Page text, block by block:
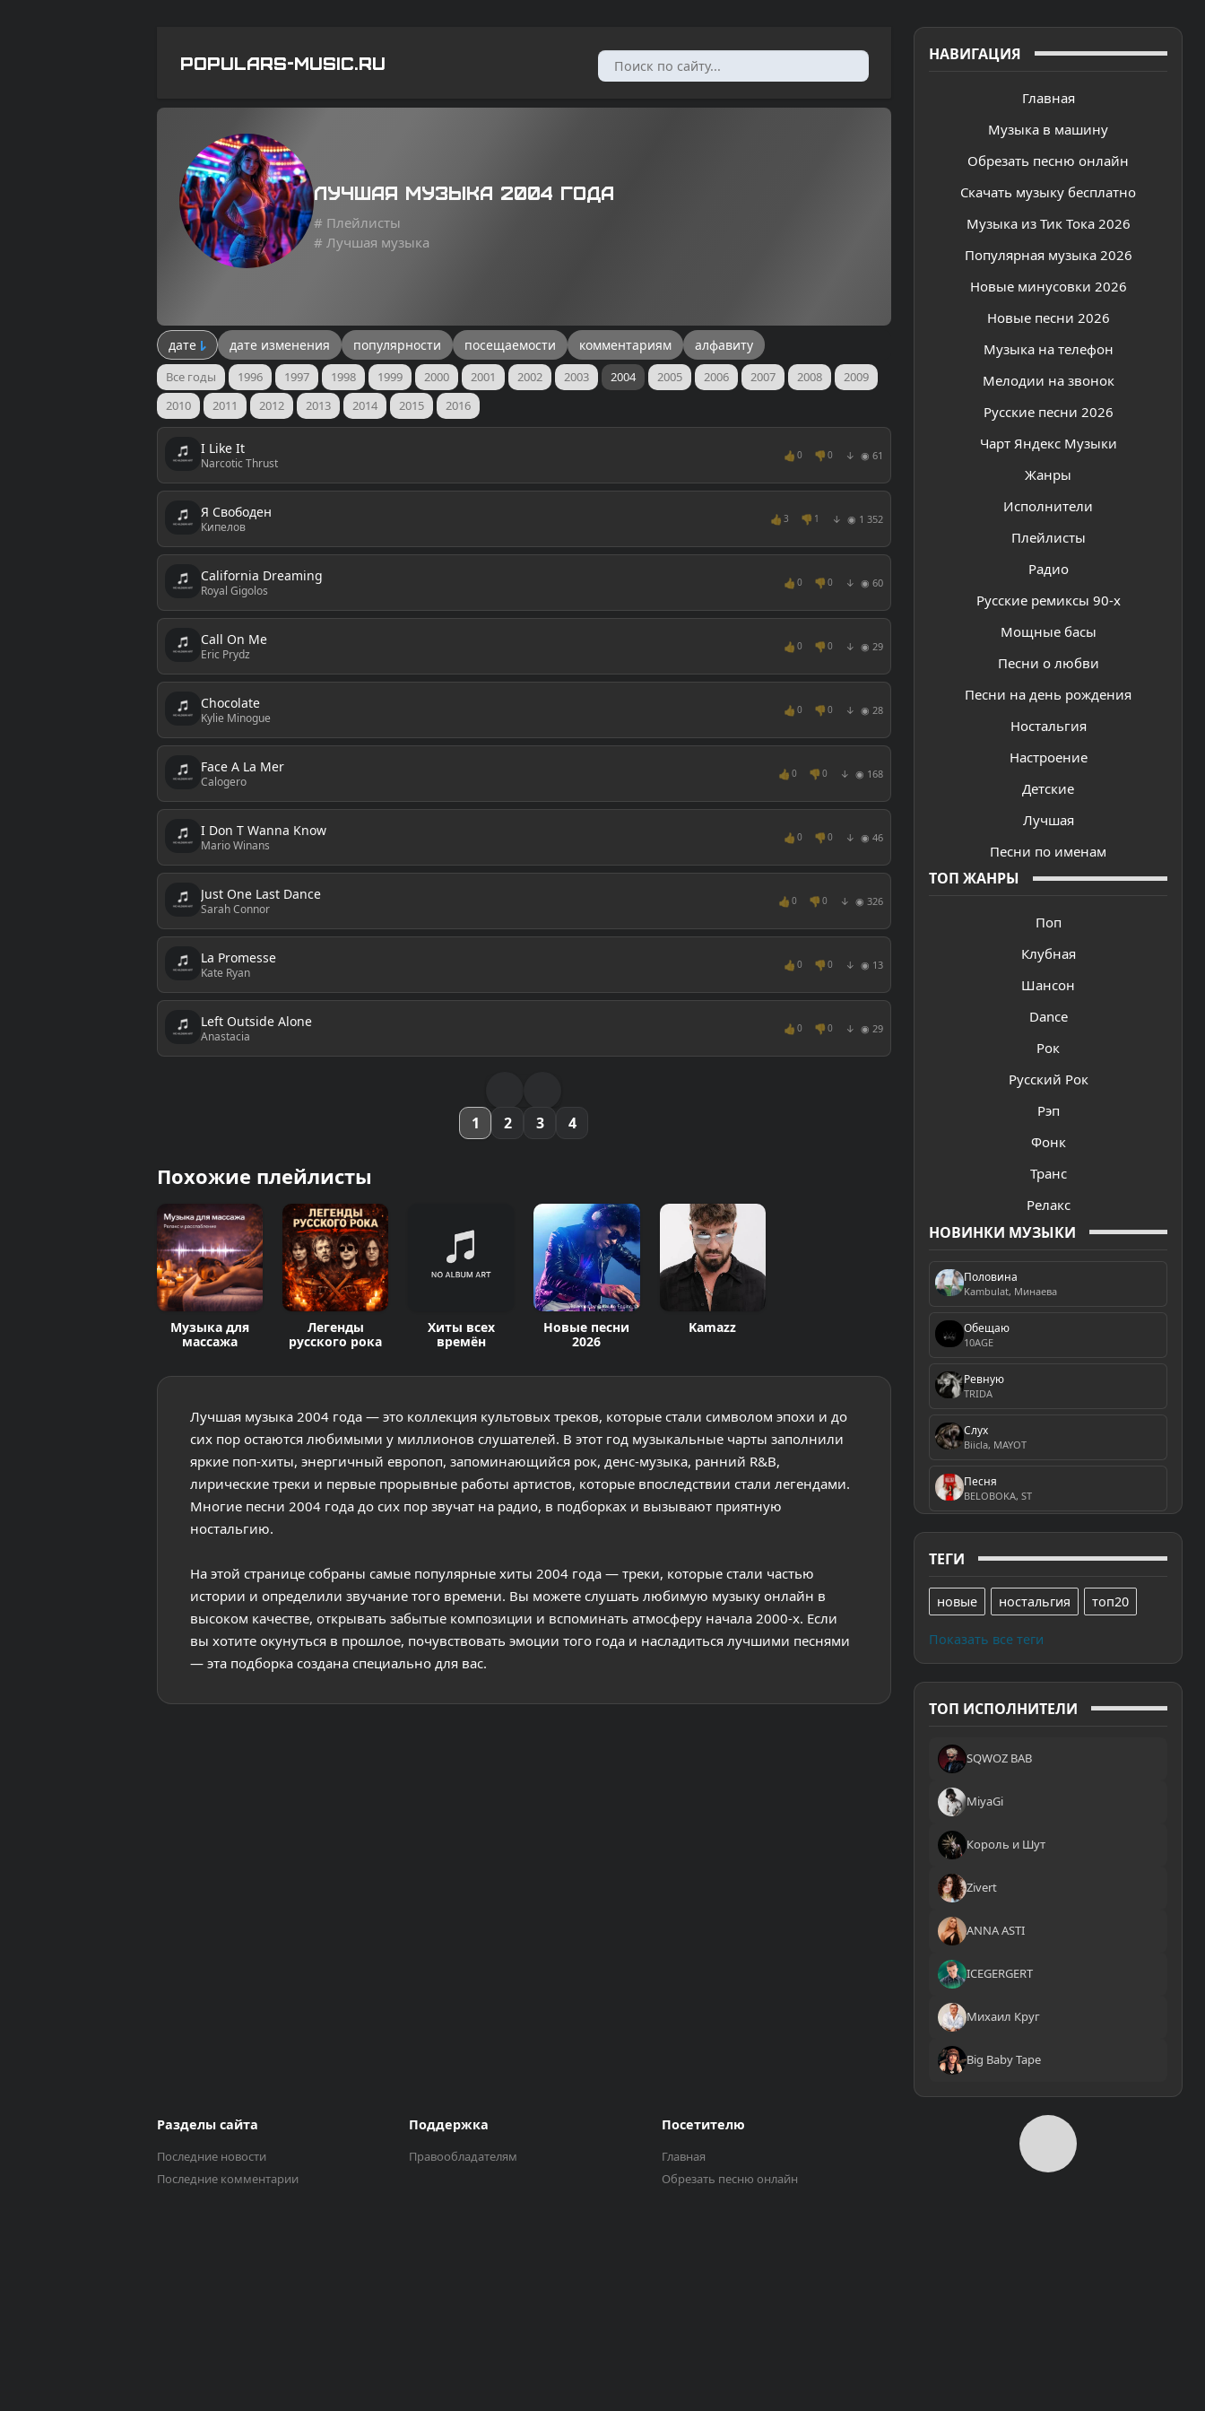
POPULARS-MUSIC.RU НАВИГАЦИЯ
Главная
Музыка в машину
Обрезать песню онлайн
Скачать музыку бесплатно
Музыка из Тик Тока 2026
Популярная музыка 2026
Новые минусовки 2026
Новые песни 2026
Музыка на телефон
Мелодии на звонок
Русские песни 2026
Чарт Яндекс Музыки
Жанры
Исполнители
Плейлисты
Радио
Русские ремиксы 90-х
Мощные басы
Песни о любви
Песни на день рождения
Ностальгия
Настроение
Детские
Лучшая
Песни по именам
ТОП ЖАНРЫ
Поп
Клубная
Шансон
Dance
Рок
Русский Рок
Рэп
Фонк
Транс
Релакс
НОВИНКИ МУЗЫКИ
Половина
Kambulat, Минаева
Обещаю
10AGE
Ревную
TRIDA
Слух
Biicla, MAYOT
Песня
BELOBOKA, ST
ТЕГИ
новые ностальгия топ20
Показать все теги
ТОП ИСПОЛНИТЕЛИ
SQWOZ BAB
MiyaGi
Король и Шут
Zivert
ANNA ASTI
ICEGERGERT
Михаил Круг
Big Baby Tape
Лучшая музыка 2004 года
# Плейлисты
# Лучшая музыка
дате дате изменения популярности посещаемости комментариям алфавиту
Все годы 1996 1997 1998 1999 2000 2001 2002 2003 2004 2005 2006 2007 2008
2009
2010
2011 2012 2013 2014 2015 2016
I Like It
Narcotic Thrust
👍 0 👎 0 ↓ ◉ 61
Я Свободен
Кипелов
👍 3 👎 1 ↓ ◉ 1 352
California Dreaming
Royal Gigolos
👍 0 👎 0 ↓ ◉ 60
Call On Me
Eric Prydz
👍 0 👎 0 ↓ ◉ 29
Chocolate
Kylie Minogue
👍 0 👎 0 ↓ ◉ 28
Face A La Mer
Calogero
👍 0 👎 0 ↓ ◉ 168
I Don T Wanna Know
Mario Winans
👍 0 👎 0 ↓ ◉ 46
Just One Last Dance
Sarah Connor
👍 0 👎 0 ↓ ◉ 326
La Promesse
Kate Ryan
👍 0 👎 0 ↓ ◉ 13
Left Outside Alone
Anastacia
👍 0 👎 0 ↓ ◉ 29
1 2 3 4
Похожие плейлисты
Музыка для
массажа
Легенды
русского рока
Хиты всех
времён
Новые песни
2026
Kamazz
Лучшая музыка 2004 года — это коллекция культовых треков, которые стали символом эпохи и до
сих пор остаются любимыми у миллионов слушателей. В этот год музыкальные чарты заполнили
яркие поп-хиты, энергичный европоп, запоминающийся рок, денс-музыка, ранний R&B,
лирические треки и первые прорывные работы артистов, которые впоследствии стали легендами.
Многие песни 2004 года до сих пор звучат на радио, в подборках и вызывают приятную
ностальгию.
На этой странице собраны самые популярные хиты 2004 года — треки, которые стали частью
истории и определили звучание того времени. Вы можете слушать любимую музыку онлайн в
высоком качестве, открывать забытые композиции и вспоминать атмосферу начала 2000-х. Если
вы хотите окунуться в прошлое, почувствовать эмоции того года и насладиться лучшими песнями
— эта подборка создана специально для вас.
Разделы сайта
Последние новости
Последние комментарии
Поддержка
Правообладателям
Посетителю
Главная
Обрезать песню онлайн